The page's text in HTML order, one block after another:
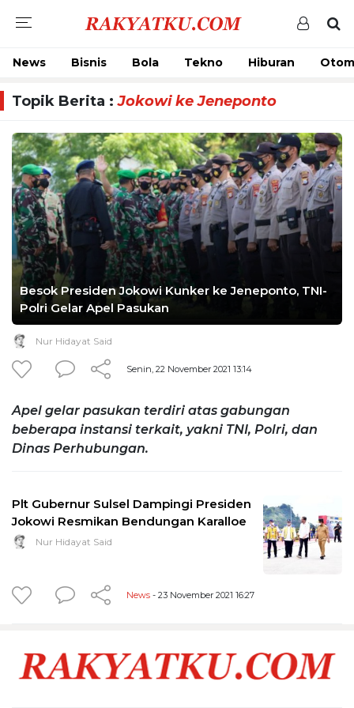
News Bisnis Bola Tekno Hiburan
Topik Berita :Jokowi ke Jeneponto
Besok Presiden Jokowi Kunker ke Jeneponto, TNI-
Polri Gelar Apel Pasukan
Nur Hidayat Said
Senin, 22 November 2021 13:14
Apel gelar pasukan terdiri atas gabungan
beberapa instansi terkait, yakni TNI, Polri, dan
Dinas Perhubungan.
Plt Gubernur Sulsel Dampingi Presiden
Jokowi Resmikan Bendungan Karalloe
Nur Hidayat Said
News - 23 November 2021 16:27